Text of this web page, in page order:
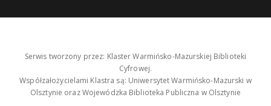
Serwis tworzony przez: Klaster Warmińsko-Mazurskiej Biblioteki
Cyfrowej.
Współzałożycielami Klastra są: Uniwersytet Warmińsko-Mazurski w
Olsztynie oraz Wojewódzka Biblioteka Publiczna w Olsztynie